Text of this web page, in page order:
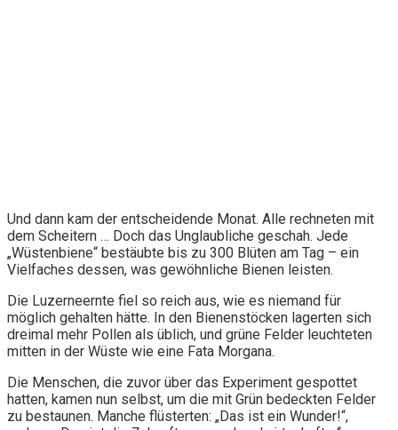
Und dann kam der entscheidende Monat. Alle rechneten mit
dem Scheitern … Doch das Unglaubliche geschah. Jede
„Wüstenbiene“ bestäubte bis zu 300 Blüten am Tag – ein
Vielfaches dessen, was gewöhnliche Bienen leisten.
Die Luzerneernte fiel so reich aus, wie es niemand für
möglich gehalten hätte. In den Bienenstöcken lagerten sich
dreimal mehr Pollen als üblich, und grüne Felder leuchteten
mitten in der Wüste wie eine Fata Morgana.
Die Menschen, die zuvor über das Experiment gespottet
hatten, kamen nun selbst, um die mit Grün bedeckten Felder
zu bestaunen. Manche flüsterten: „Das ist ein Wunder!“,